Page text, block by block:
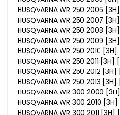
HUSQVARNA WR 250 2006
HUSQVARNA WR 250 2007
HUSQVARNA WR 250 2008
HUSQVARNA WR 250 2009
HUSQVARNA WR 250 2010
HUSQVARNA WR 250 2011
HUSQVARNA WR 250 2012
HUSQVARNA WR 250 2013
HUSQVARNA WR 300 2009
HUSQVARNA WR 300 2010
HUSQVARNA WR 300 2011